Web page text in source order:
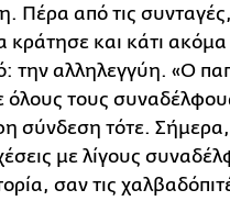
Πέρα από τις
κράτησε και κάτι ακόμα
την αλληλεγγύη. «Ο
όλους τους
σύνδεση τότε.
με λίγους
σαν τις